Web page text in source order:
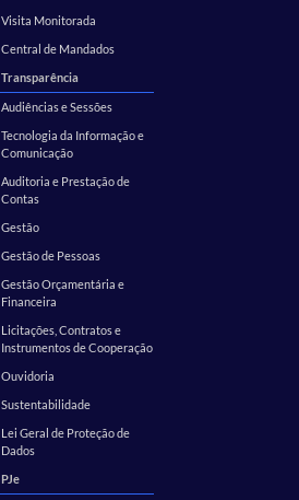
Visita Monitorada
Central de Mandados
Transparência
Audiências e Sessões
Tecnologia da Informação e
Comunicação
Auditoria e Prestação de
Contas
Gestão
Gestão de Pessoas
Gestão Orçamentária e
Financeira
Licitações, Contratos e
Instrumentos de Cooperação
Ouvidoria
Sustentabilidade
Lei Geral de Proteção de
Dados
PJe